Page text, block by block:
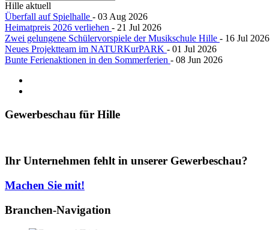
Hille aktuell
Überfall auf Spielhalle - 03 Aug 2026
Heimatpreis 2026 verliehen - 21 Jul 2026
Zwei gelungene Schülervorspiele der Musikschule Hille - 16 Jul 2026
Neues Projektteam im NATURKurPARK - 01 Jul 2026
Bunte Ferienaktionen in den Sommerferien - 08 Jun 2026
Gewerbeschau für Hille
Ihr Unternehmen fehlt in unserer Gewerbeschau?
Machen Sie mit!
Branchen-Navigation